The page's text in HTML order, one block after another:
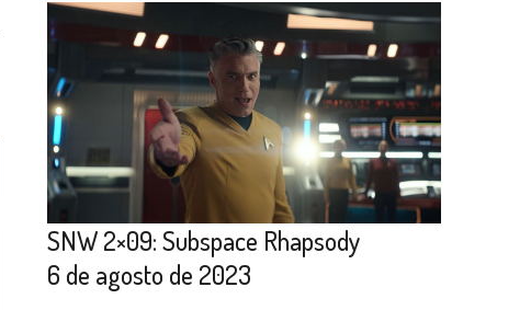
SNW 2×09: Subspace Rhapsody
6 de agosto de 2023